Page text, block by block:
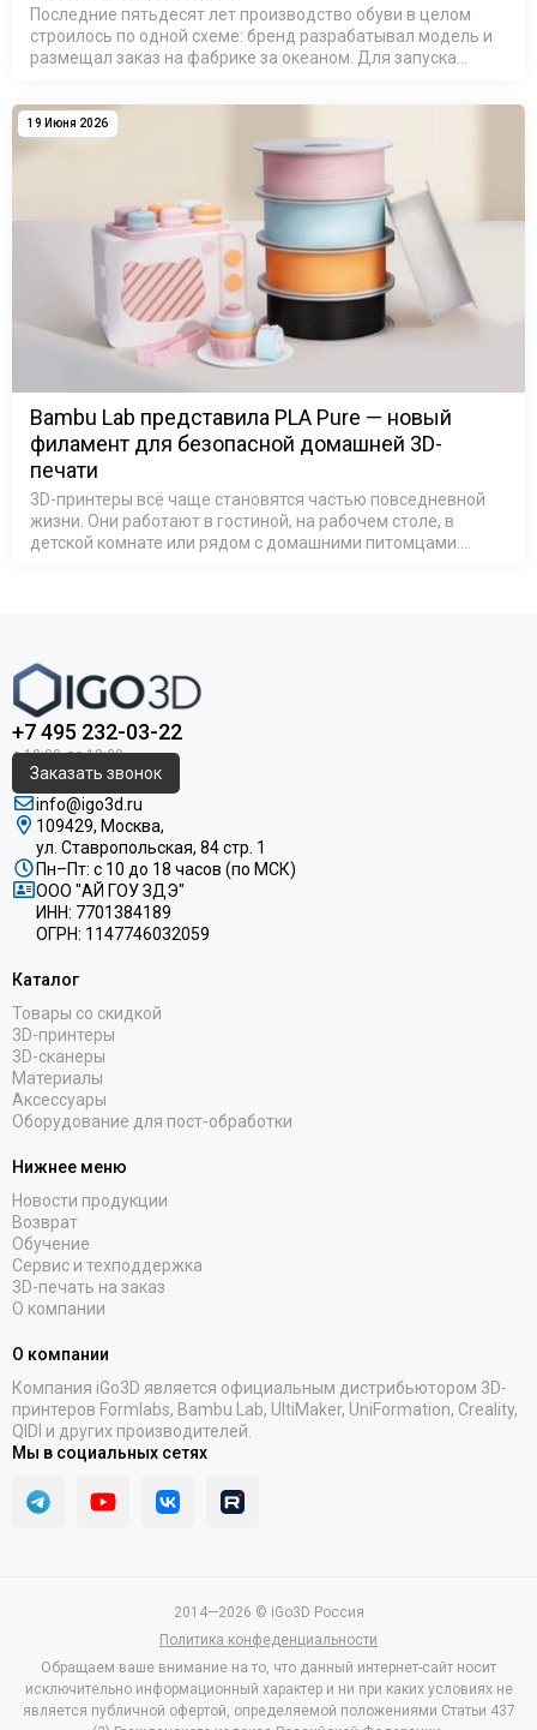
Последние пятьдесят лет производство обуви в целом
строилось по одной схеме: бренд разрабатывал модель и
размещал заказ на фабрике за океаном. Для запуска
металлические формы, …
19 Июня 2026
Bambu Lab представила PLA Pure — новый
филамент для безопасной домашней 3D-
печати
3D-принтеры всё чаще становятся частью повседневной
жизни. Они работают в гостиной, на рабочем столе, в
детской комнате или рядом с домашними питомцами.
+7 495 232-03-22
Заказать звонок
info@igo3d.ru
109429, Москва,
ул. Ставропольская, 84 стр. 1
Пн–Пт: с 10 до 18 часов (по МСК)
ООО "АЙ ГОУ ЗДЭ"
ИНН: 7701384189
ОГРН: 1147746032059
Каталог
Товары со скидкой
3D-принтеры
3D-сканеры
Материалы
Аксессуары
Оборудование для пост-обработки
Нижнее меню
Новости продукции
Возврат
Обучение
Сервис и техподдержка
3D-печать на заказ
О компании
О компании
Компания iGo3D является официальным дистрибьютором 3D-
принтеров Formlabs, Bambu Lab, UltiMaker, UniFormation, Creality,
QIDI и других производителей.
Мы в социальных сетях
2014—2026 © iGo3D Россия
Политика конфеденциальности
Обращаем ваше внимание на то, что данный интернет-сайт носит
исключительно информационный характер и ни при каких условиях не
является публичной офертой, определяемой положениями Статьи 437